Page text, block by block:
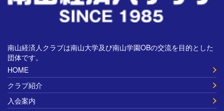
南山経済人クラブは南山大学及び南山学園OBの交流を目的とした
団体です。
HOME
クラブ紹介
入会案内